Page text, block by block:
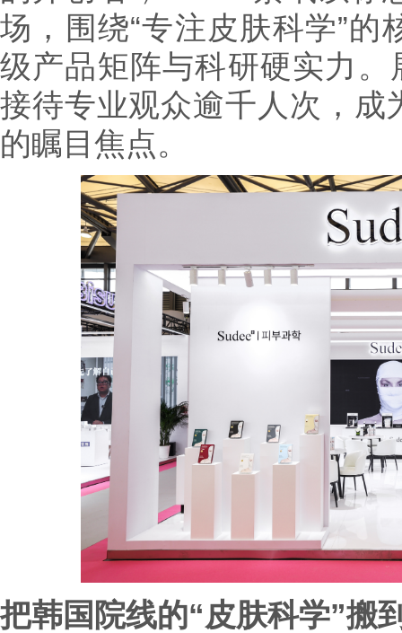
场，围绕“专注皮肤科学”
级产品矩阵与科研硬实力
接待专业观众逾千人次，成
的瞩目焦点。
把韩国院线的“皮肤科学”搬